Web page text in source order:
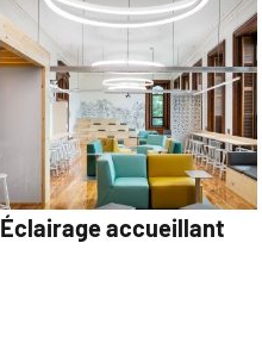
Éclairage accueillant